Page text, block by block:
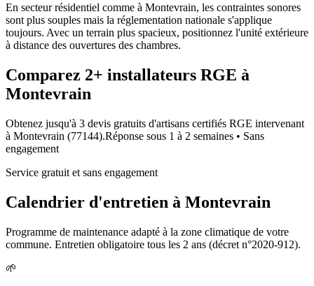
En secteur résidentiel comme à Montevrain, les contraintes sonores
sont plus souples mais la réglementation nationale s'applique
toujours. Avec un terrain plus spacieux, positionnez l'unité extérieure
à distance des ouvertures des chambres.
Comparez 2+ installateurs RGE à
Montevrain
Obtenez jusqu'à 3 devis gratuits d'artisans certifiés RGE intervenant
à Montevrain (77144).Réponse sous 1 à 2 semaines • Sans
engagement
Service gratuit et sans engagement
Calendrier d'entretien à Montevrain
Programme de maintenance adapté à la zone climatique de votre
commune. Entretien obligatoire tous les 2 ans (décret n°2020-912).
🌱